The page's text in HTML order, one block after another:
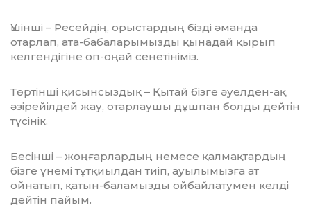
Үшінші – Ресейдің, орыстардың бізді әманда
отарлап, ата-бабаларымызды қынадай қырып
келгендігіне оп-оңай сенетініміз.
Төртінші қисынсыздық – Қытай бізге әуелден-ақ
әзірейілдей жау, отарлаушы дұшпан болды дейтін
түсінік.
Бесінші – жоңғарлардың немесе қалмақтардың
бізге үнемі тұтқиылдан тиіп, ауылымызға ат
ойнатып, қатын-баламызды ойбайлатумен келді
дейтін пайым.